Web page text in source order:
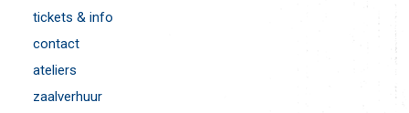
tickets & info
contact
ateliers
zaalverhuur